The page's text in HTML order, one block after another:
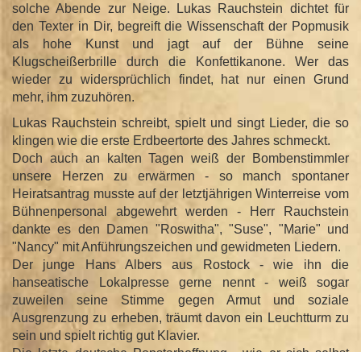
solche Abende zur Neige. Lukas Rauchstein dichtet für
den Texter in Dir, begreift die Wissenschaft der Popmusik
als hohe Kunst und jagt auf der Bühne seine
Klugscheißerbrille durch die Konfettikanone. Wer das
wieder zu widersprüchlich findet, hat nur einen Grund
mehr, ihm zuzuhören.
Lukas Rauchstein schreibt, spielt und singt Lieder, die so
klingen wie die erste Erdbeertorte des Jahres schmeckt.
Doch auch an kalten Tagen weiß der Bombenstimmler
unsere Herzen zu erwärmen - so manch spontaner
Heiratsantrag musste auf der letztjährigen Winterreise vom
Bühnenpersonal abgewehrt werden - Herr Rauchstein
dankte es den Damen "Roswitha", "Suse", "Marie" und
"Nancy" mit Anführungszeichen und gewidmeten Liedern.
Der junge Hans Albers aus Rostock - wie ihn die
hanseatische Lokalpresse gerne nennt - weiß sogar
zuweilen seine Stimme gegen Armut und soziale
Ausgrenzung zu erheben, träumt davon ein Leuchtturm zu
sein und spielt richtig gut Klavier.